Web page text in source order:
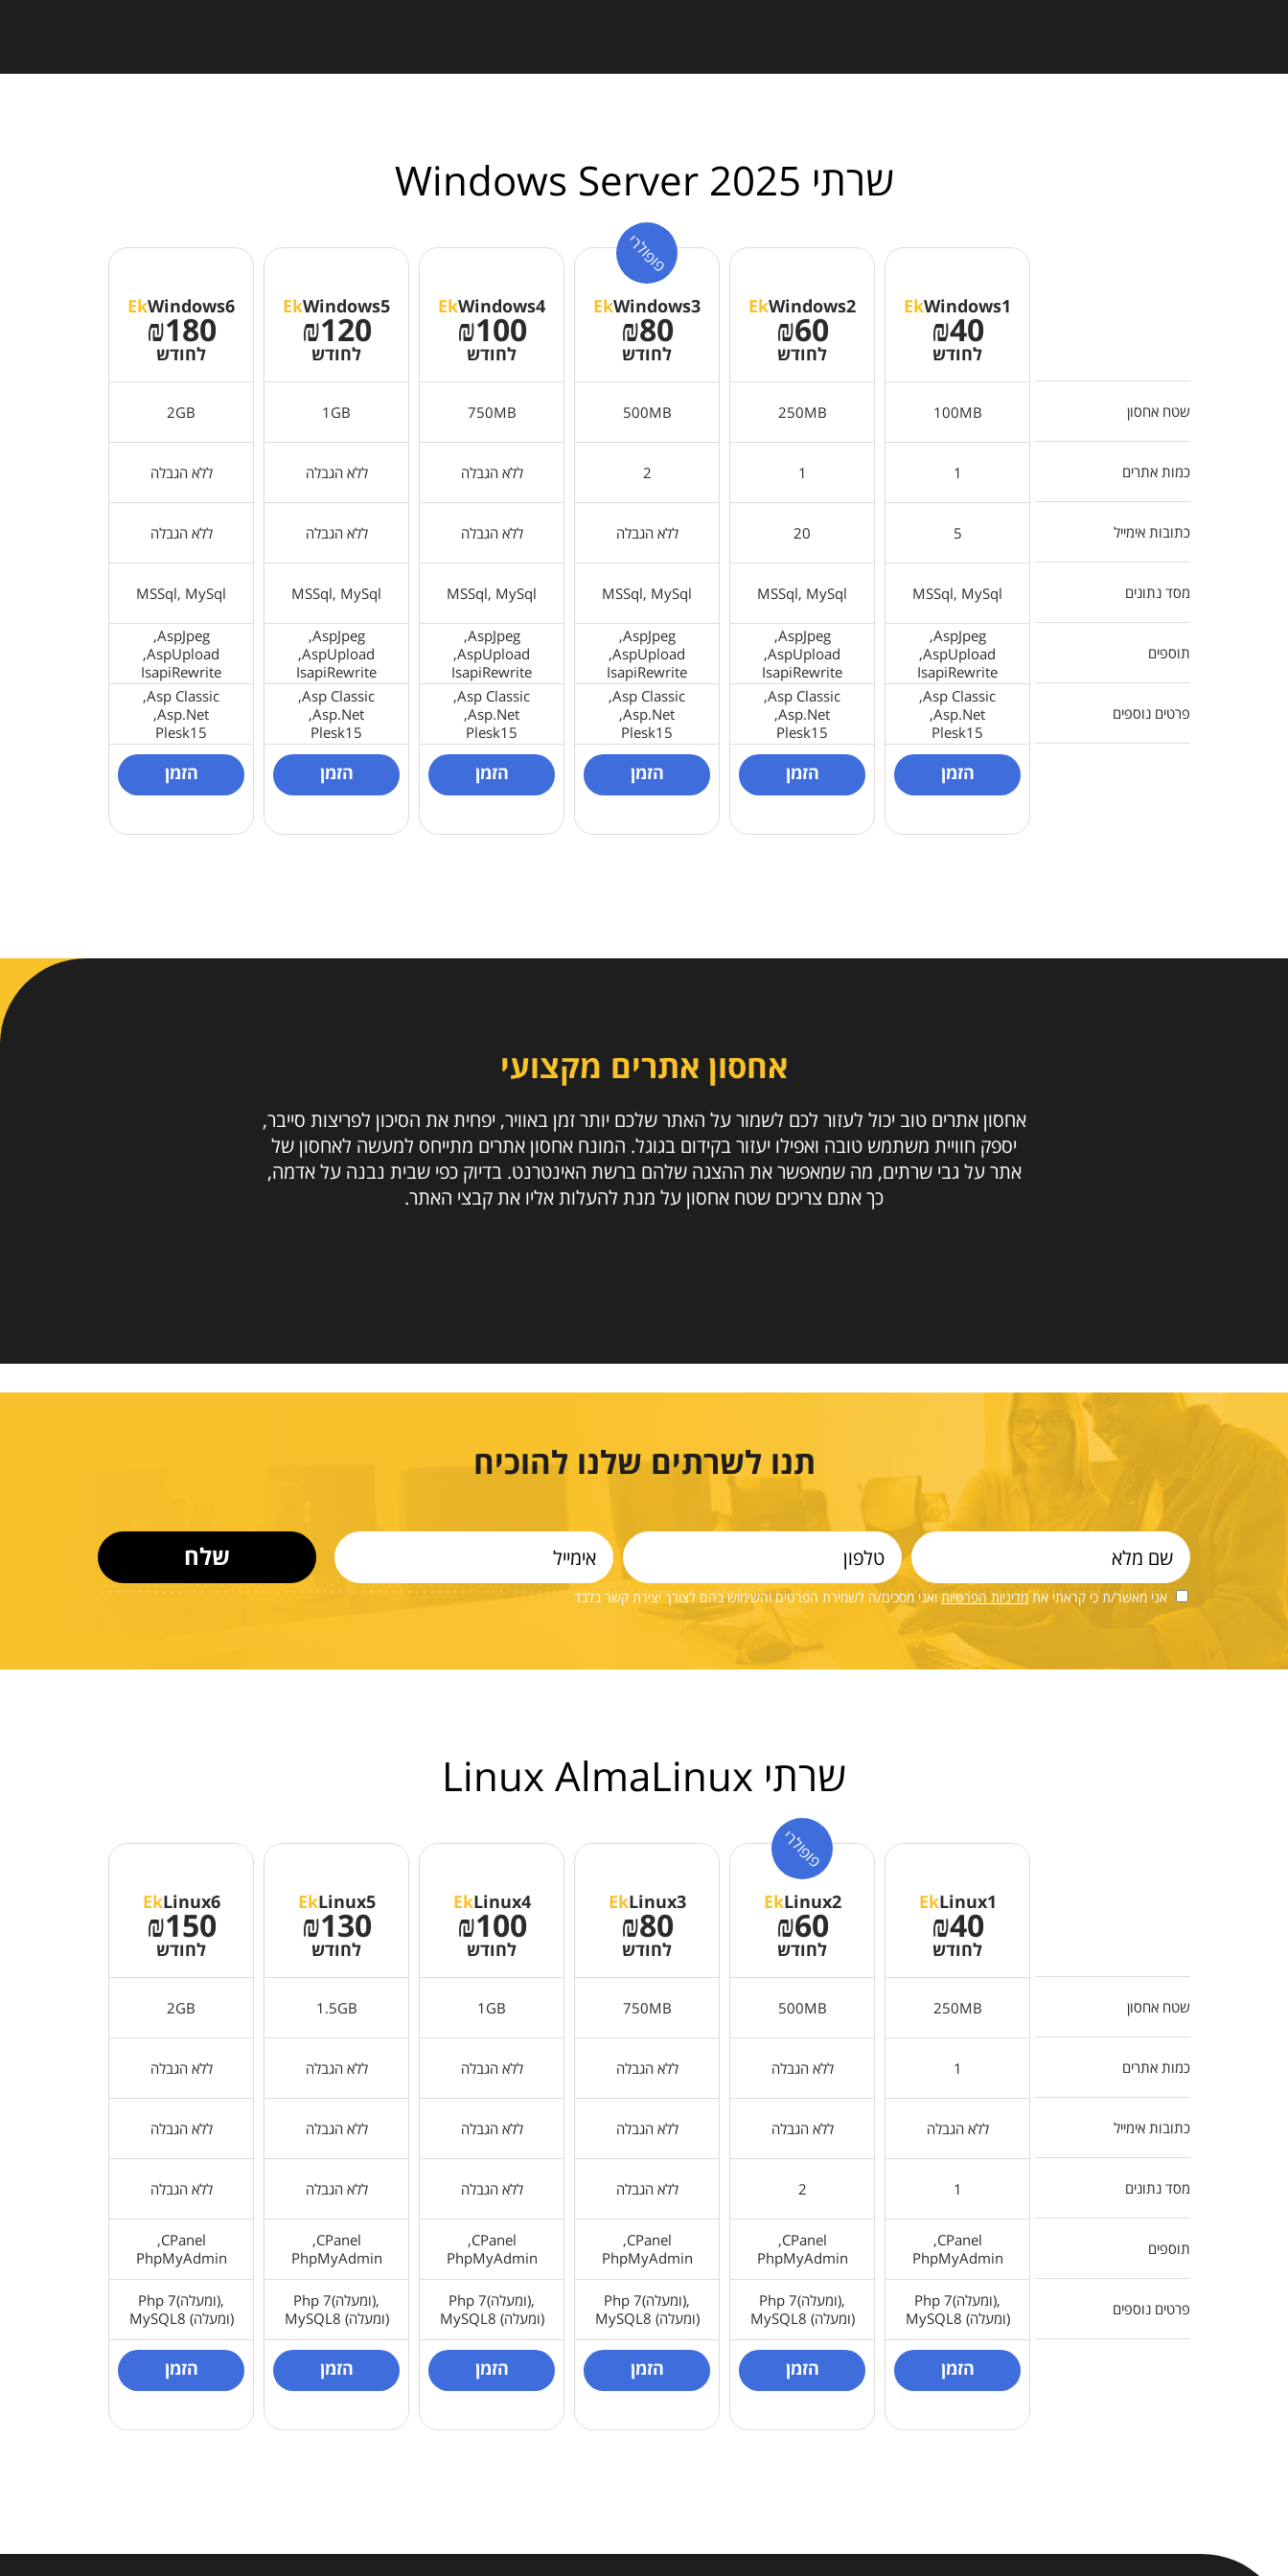
שרתי Windows Server 2025
שטח אחסון
כמות אתרים
כתובות אימייל
מסד נתונים
תוספים
פרטים נוספים
EkWindows1
₪40
לחודש
100MB
1
5
MSSql, MySql
AspJpeg,
AspUpload,
IsapiRewrite
Asp Classic,
Asp.Net,
Plesk15
הזמן
EkWindows2
₪60
לחודש
250MB
1
20
MSSql, MySql
AspJpeg,
AspUpload,
IsapiRewrite
Asp Classic,
Asp.Net,
Plesk15
הזמן
פופולרי
EkWindows3
₪80
לחודש
500MB
2
ללא הגבלה
MSSql, MySql
AspJpeg,
AspUpload,
IsapiRewrite
Asp Classic,
Asp.Net,
Plesk15
הזמן
EkWindows4
₪100
לחודש
750MB
ללא הגבלה
ללא הגבלה
MSSql, MySql
AspJpeg,
AspUpload,
IsapiRewrite
Asp Classic,
Asp.Net,
Plesk15
הזמן
EkWindows5
₪120
לחודש
1GB
ללא הגבלה
ללא הגבלה
MSSql, MySql
AspJpeg,
AspUpload,
IsapiRewrite
Asp Classic,
Asp.Net,
Plesk15
הזמן
EkWindows6
₪180
לחודש
2GB
ללא הגבלה
ללא הגבלה
MSSql, MySql
AspJpeg,
AspUpload,
IsapiRewrite
Asp Classic,
Asp.Net,
Plesk15
הזמן
אחסון אתרים מקצועי
אחסון אתרים טוב יכול לעזור לכם לשמור על האתר שלכם יותר זמן באוויר, יפחית את הסיכון לפריצות סייבר,
יספק חוויית משתמש טובה ואפילו יעזור בקידום בגוגל. המונח אחסון אתרים מתייחס למעשה לאחסון של
אתר על גבי שרתים, מה שמאפשר את ההצגה שלהם ברשת האינטרנט. בדיוק כפי שבית נבנה על אדמה,
כך אתם צריכים שטח אחסון על מנת להעלות אליו את קבצי האתר.
תנו לשרתים שלנו להוכיח
אני מאשר/ת כי קראתי אתמדיניות הפרטיותואני מסכים/ה לשמירת הפרטים והשימוש בהם לצורך יצירת קשר בלבד
שרתי Linux AlmaLinux
שטח אחסון
כמות אתרים
כתובות אימייל
מסד נתונים
תוספים
פרטים נוספים
EkLinux1
₪40
לחודש
250MB
1
ללא הגבלה
1
CPanel,
PhpMyAdmin
Php 7(ומעלה),
MySQL8 (ומעלה)
הזמן
פופולרי
EkLinux2
₪60
לחודש
500MB
ללא הגבלה
ללא הגבלה
2
CPanel,
PhpMyAdmin
Php 7(ומעלה),
MySQL8 (ומעלה)
הזמן
EkLinux3
₪80
לחודש
750MB
ללא הגבלה
ללא הגבלה
ללא הגבלה
CPanel,
PhpMyAdmin
Php 7(ומעלה),
MySQL8 (ומעלה)
הזמן
EkLinux4
₪100
לחודש
1GB
ללא הגבלה
ללא הגבלה
ללא הגבלה
CPanel,
PhpMyAdmin
Php 7(ומעלה),
MySQL8 (ומעלה)
הזמן
EkLinux5
₪130
לחודש
1.5GB
ללא הגבלה
ללא הגבלה
ללא הגבלה
CPanel,
PhpMyAdmin
Php 7(ומעלה),
MySQL8 (ומעלה)
הזמן
EkLinux6
₪150
לחודש
2GB
ללא הגבלה
ללא הגבלה
ללא הגבלה
CPanel,
PhpMyAdmin
Php 7(ומעלה),
MySQL8 (ומעלה)
הזמן